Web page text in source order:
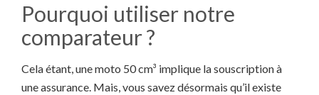
Pourquoi utiliser notre
comparateur ?
Cela étant, une moto 50 cm³ implique la souscription à
une assurance. Mais, vous savez désormais qu’il existe